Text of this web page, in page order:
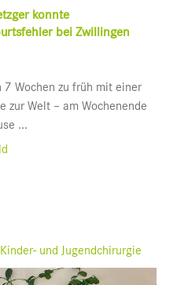
konnte
bei Zwillingen
Wochen zu früh mit einer
zur Welt – am Wochenende
...
und Jugendchirurgie